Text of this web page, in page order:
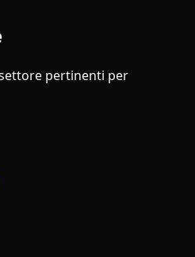
pertinenti per